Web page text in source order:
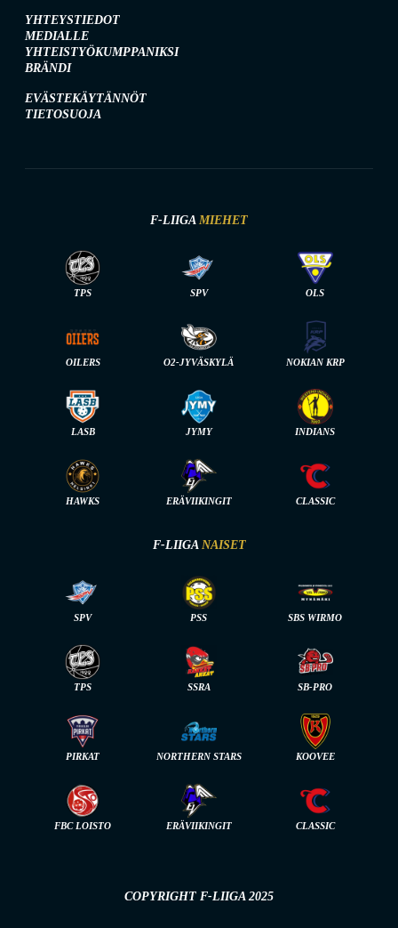
YHTEYSTIEDOT
MEDIALLE
YHTEISTYÖKUMPPANIKSI
BRÄNDI
EVÄSTEKÄYTÄNNÖT
TIETOSUOJA
F-LIIGA MIEHET
TPS SPV OLS
OILERS O2-JYVÄSKYLÄ NOKIAN KRP
LASB JYMY INDIANS
HAWKS ERÄVIIKINGIT CLASSIC
F-LIIGA NAISET
SPV PSS SBS WIRMO
TPS SSRA SB-PRO
PIRKAT NORTHERN STARS KOOVEE
FBC LOISTO ERÄVIIKINGIT CLASSIC
COPYRIGHT F-LIIGA 2025